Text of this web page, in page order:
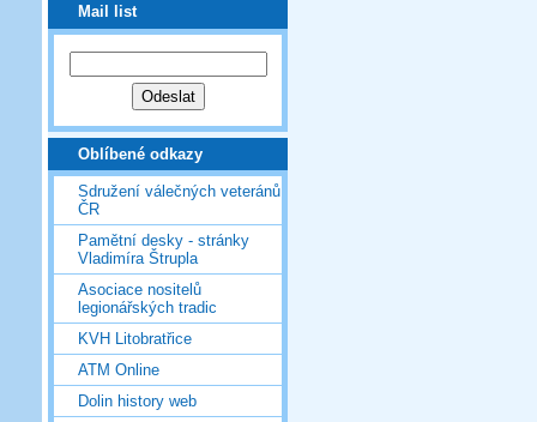
Mail list
Oblíbené odkazy
Sdružení válečných veteránů
ČR
Pamětní desky - stránky
Vladimíra Štrupla
Asociace nositelů
legionářských tradic
KVH Litobratřice
ATM Online
Dolin history web